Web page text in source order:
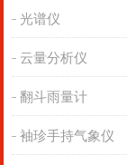
光谱仪
云量分析仪
翻斗雨量计
袖珍手持气象仪